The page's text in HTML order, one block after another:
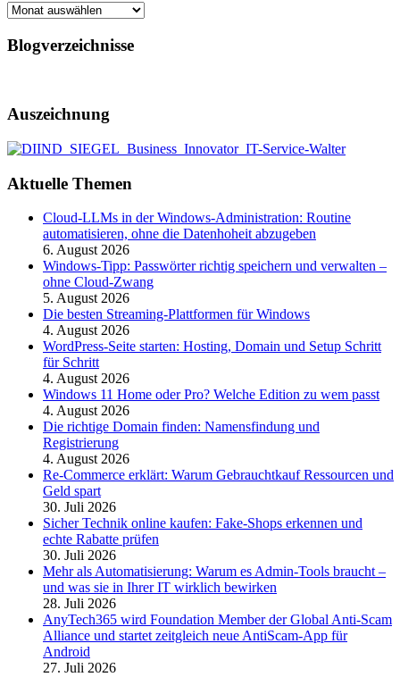
Archiv
Blogverzeichnisse
Auszeichnung
Aktuelle Themen
Cloud-LLMs in der Windows-Administration: Routine
automatisieren, ohne die Datenhoheit abzugeben
6. August 2026
Windows-Tipp: Passwörter richtig speichern und verwalten –
ohne Cloud-Zwang
5. August 2026
Die besten Streaming-Plattformen für Windows
4. August 2026
WordPress-Seite starten: Hosting, Domain und Setup Schritt
für Schritt
4. August 2026
Windows 11 Home oder Pro? Welche Edition zu wem passt
4. August 2026
Die richtige Domain finden: Namensfindung und
Registrierung
4. August 2026
Re-Commerce erklärt: Warum Gebrauchtkauf Ressourcen und
Geld spart
30. Juli 2026
Sicher Technik online kaufen: Fake-Shops erkennen und
echte Rabatte prüfen
30. Juli 2026
Mehr als Automatisierung: Warum es Admin-Tools braucht –
und was sie in Ihrer IT wirklich bewirken
28. Juli 2026
AnyTech365 wird Foundation Member der Global Anti-Scam
Alliance und startet zeitgleich neue AntiScam-App für
Android
27. Juli 2026